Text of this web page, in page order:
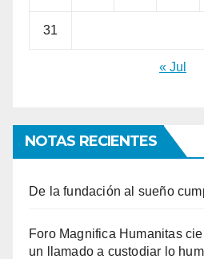
31
« Jul
NOTAS RECIENTES
De la fundación al sueño
Foro Magnifica Humanitas
un llamado a custodiar lo